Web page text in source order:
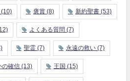
(10) 褒賞 (8) 新約聖書 (53)
よくある質問 (7)
聖霊 (7) 永遠の救い (7)
の確信 (13) 王国 (15)